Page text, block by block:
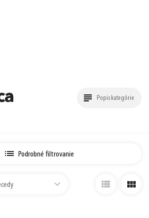
alebo
Popis kategórie
Podrobné filtrovanie